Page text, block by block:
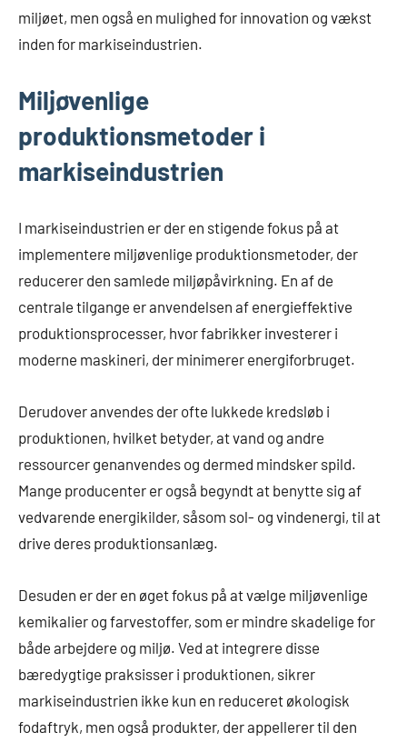
miljøet, men også en mulighed for innovation og vækst
inden for markiseindustrien.
Miljøvenlige
produktionsmetoder i
markiseindustrien
I markiseindustrien er der en stigende fokus på at
implementere miljøvenlige produktionsmetoder, der
reducerer den samlede miljøpåvirkning. En af de
centrale tilgange er anvendelsen af energieffektive
produktionsprocesser, hvor fabrikker investerer i
moderne maskineri, der minimerer energiforbruget.
Derudover anvendes der ofte lukkede kredsløb i
produktionen, hvilket betyder, at vand og andre
ressourcer genanvendes og dermed mindsker spild.
Mange producenter er også begyndt at benytte sig af
vedvarende energikilder, såsom sol- og vindenergi, til at
drive deres produktionsanlæg.
Desuden er der en øget fokus på at vælge miljøvenlige
kemikalier og farvestoffer, som er mindre skadelige for
både arbejdere og miljø. Ved at integrere disse
bæredygtige praksisser i produktionen, sikrer
markiseindustrien ikke kun en reduceret økologisk
fodaftryk, men også produkter, der appellerer til den